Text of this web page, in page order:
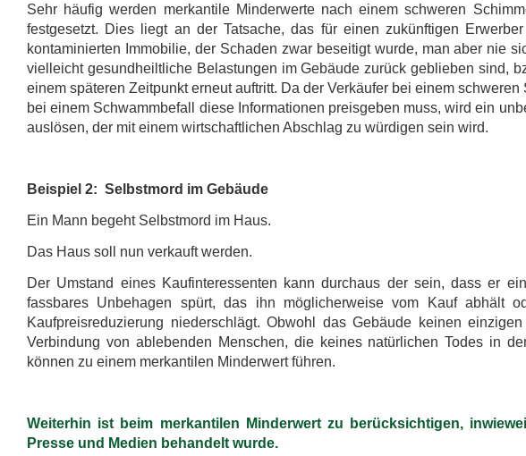
Sehr häufig werden merkantile Minderwerte nach einem schweren
festgesetzt. Dies liegt an der Tatsache, das für einen zukünftigen
kontaminierten Immobilie, der Schaden zwar beseitigt wurde, man aber nie
vielleicht gesundheiltliche Belastungen im Gebäude zurück geblieben sind,
einem späteren Zeitpunkt erneut auftritt. Da der Verkäufer bei einem
bei einem Schwammbefall diese Informationen preisgeben muss, wird ein
auslösen, der mit einem wirtschaftlichen Abschlag zu würdigen sein wird.
Beispiel 2: Selbstmord im Gebäude
Ein Mann begeht Selbstmord im Haus.
Das Haus soll nun verkauft werden.
Der Umstand eines Kaufinteressenten kann durchaus der sein, dass er
fassbares Unbehagen spürt, das ihn möglicherweise vom Kauf abhält
Kaufpreisreduzierung niederschlägt. Obwohl das Gebäude keinen
Verbindung von ablebenden Menschen, die keines natürlichen Todes in
können zu einem merkantilen Minderwert führen.
Weiterhin ist beim merkantilen Minderwert zu berücksichtigen,
Presse und Medien behandelt wurde.